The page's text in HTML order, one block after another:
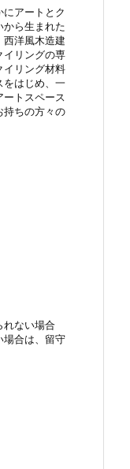
アートとク
から生まれた
西洋風木造建
イリングの専
イリング材料
をはじめ、一
トスペース
持ちの方々の
れない場合
場合は、留守